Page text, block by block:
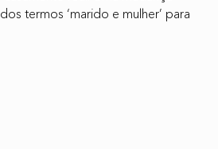
termos ‘marido e mulher’ para